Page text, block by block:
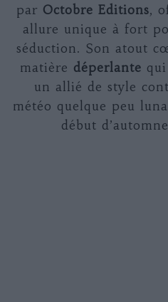
par Octobre Editions,
allure unique à fort
séduction. Son atout
matière déperlante
un allié de style
météo quelque peu
début